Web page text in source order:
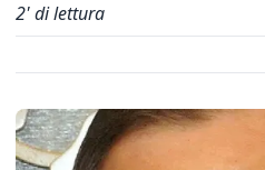
2' di lettura